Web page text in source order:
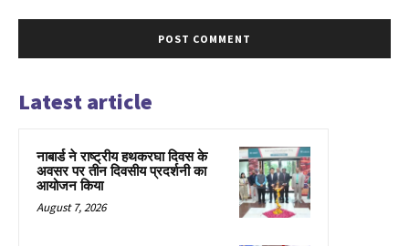
Latest article
नाबार्ड ने राष्ट्रीय हथकरघा दिवस के
अवसर पर तीन दिवसीय प्रदर्शनी का
आयोजन किया
August 7, 2026